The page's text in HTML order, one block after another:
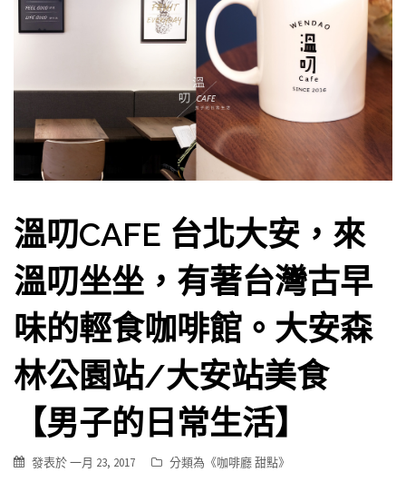
溫叨CAFE 台北大安，來
溫叨坐坐，有著台灣古早
味的輕食咖啡館。大安森
林公園站/大安站美食
【男子的日常生活】
發表於一月 23, 2017 分類為《咖啡廳 甜點》